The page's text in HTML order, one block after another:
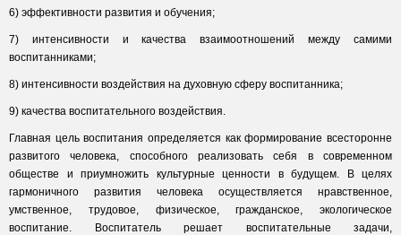
6) эффективности развития и обучения;
7) интенсивности и качества взаимоотношений между самими
воспитанниками;
8) интенсивности воздействия на духовную сферу воспитанника;
9) качества воспитательного воздействия.
Главная цель воспитания определяется как формирование всесторонне
развитого человека, способного реализовать себя в современном
обществе и приумножить культурные ценности в будущем. В целях
гармоничного развития человека осуществляется нравственное,
умственное, трудовое, физическое, гражданское, экологическое
воспитание. Воспитатель решает воспитательные задачи,